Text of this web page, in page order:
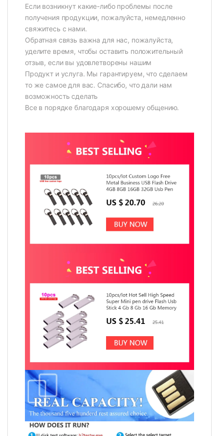
Если возникнут какие-либо проблемы после
получения продукции, пожалуйста, немедленно
свяжитесь с нами.
Обратная связь важна для нас, пожалуйста,
уделите время, чтобы оставить положительный
отзыв, если вы удовлетворены нашим
Продукт и услуга. Мы гарантируем, что сделаем
то же самое для вас. Спасибо, что дали нам
возможность сделать
Все в порядке благодаря хорошему общению.